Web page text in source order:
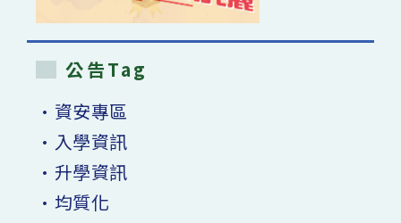
公告Tag
•資安專區
•入學資訊
•升學資訊
•均質化